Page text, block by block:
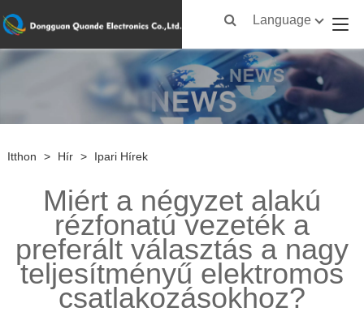
Language
Itthon > Hír > Ipari Hírek
Miért a négyzet alakú
rézfonatú vezeték a
preferált választás a nagy
teljesítményű elektromos
csatlakozásokhoz?